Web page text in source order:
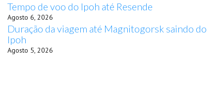
Tempo de voo do Ipoh até Resende
Agosto 6, 2026
Duração da viagem até Magnitogorsk saindo do
Ipoh
Agosto 5, 2026